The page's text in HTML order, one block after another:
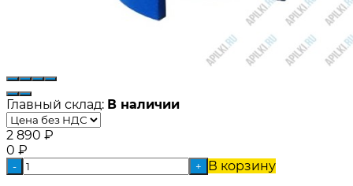
Главный склад: В наличии
2 890 ₽
0 ₽
- +
В корзину